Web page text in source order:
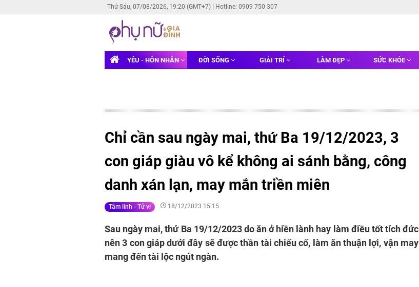
Thứ Sáu, 07/08/2026, 19:20 (GMT+7) Hotline: 0909 750 307
YÊU - HÔN NHÂN ĐỜI SỐNG GIẢI TRÍ LÀM ĐẸP SỨC KHỎE
Chỉ cần sau ngày mai, thứ Ba 19/12/2023, 3
con giáp giàu vô kể không ai sánh bằng, công
danh xán lạn, may mắn triền miên
Tâm linh - Tử vi 18/12/2023 15:15
Sau ngày mai, thứ Ba 19/12/2023 do ăn ở hiền lành hay làm điều tốt tích đức
nên 3 con giáp dưới đây sẽ được thần tài chiếu cố, làm ăn thuận lợi, vận may
mang đến tài lộc ngút ngàn.